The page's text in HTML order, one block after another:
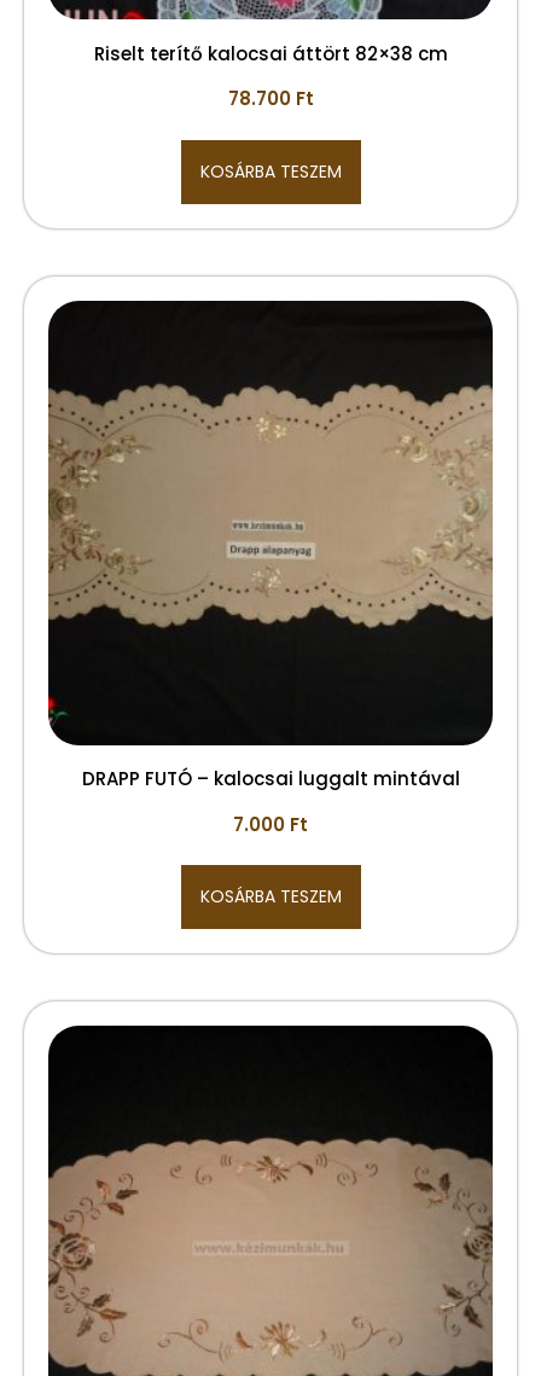
Riselt terítő kalocsai áttört 82×38 cm
78.700 Ft
KOSÁRBA TESZEM
DRAPP FUTÓ – kalocsai luggalt mintával
7.000 Ft
KOSÁRBA TESZEM